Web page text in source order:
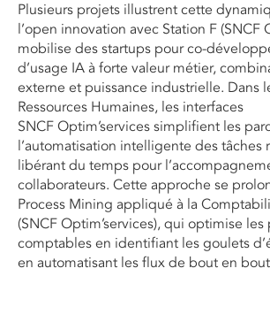
Plusieurs projets illustrent cette
l’open innovation avec Station F (SNCF
mobilise des startups pourco-
d’usage IA à forte valeur métier,
externe et puissance industrielle. Dans
Ressources Humaines, les interfaces
SNCF Optim’services simplifient les
l’automatisation intelligente des tâches
libérant du temps pour
collaborateurs. Cette approche se
Process Mining appliqué à la
(SNCF Optim’services), qui optimise les
comptables en identifiant les goulets
en automatisant les flux de bout en